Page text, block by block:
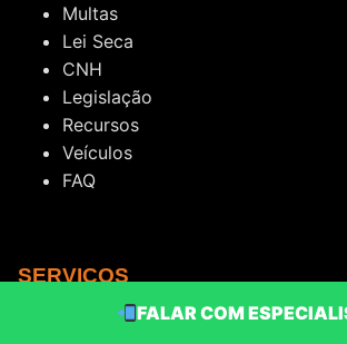
Multas
Lei Seca
CNH
Legislação
Recursos
Veículos
FAQ
SERVIÇOS
CNH PROVISÓRIA
FALAR COM